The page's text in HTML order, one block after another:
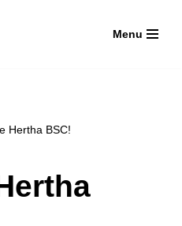
Menu
Hertha BSC!